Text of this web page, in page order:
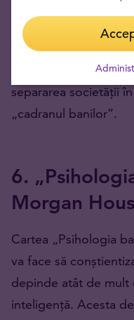
Cartea nu doar că
înțelegerea banilor
„tată bogat” și un
separarea societății
„cadranul banilor”.
6.
Morgan
Cartea „Psihologia
va face să
depinde atât de mult
inteligență. Acesta